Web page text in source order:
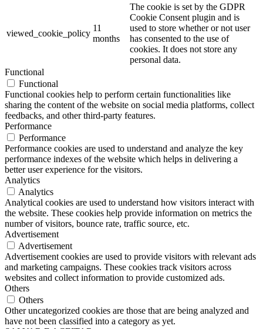
viewed_cookie_policy
11
months
The cookie is set by the GDPR
Cookie Consent plugin and is
used to store whether or not user
has consented to the use of
cookies. It does not store any
personal data.
Functional
Functional
Functional cookies help to perform certain functionalities like
sharing the content of the website on social media platforms, collect
feedbacks, and other third-party features.
Performance
Performance
Performance cookies are used to understand and analyze the key
performance indexes of the website which helps in delivering a
better user experience for the visitors.
Analytics
Analytics
Analytical cookies are used to understand how visitors interact with
the website. These cookies help provide information on metrics the
number of visitors, bounce rate, traffic source, etc.
Advertisement
Advertisement
Advertisement cookies are used to provide visitors with relevant ads
and marketing campaigns. These cookies track visitors across
websites and collect information to provide customized ads.
Others
Others
Other uncategorized cookies are those that are being analyzed and
have not been classified into a category as yet.